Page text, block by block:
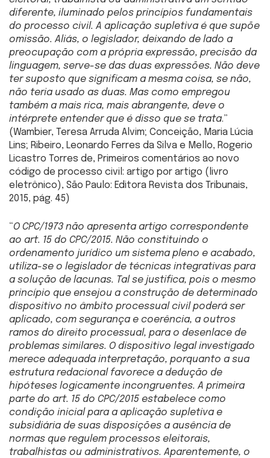
diferente, iluminado pelos princípios fundamentais
do processo civil. A aplicação supletiva é que supõe
omissão. Aliás, o legislador, deixando de lado a
preocupação com a própria expressão, precisão da
linguagem, serve-se das duas expressões. Não deve
ter suposto que significam a mesma coisa, se não,
não teria usado as duas. Mas como empregou
também a mais rica, mais abrangente, deve o
intérprete entender que é disso que se trata.”
(Wambier, Teresa Arruda Alvim; Conceição, Maria Lúcia
Lins; Ribeiro, Leonardo Ferres da Silva e Mello, Rogerio
Licastro Torres de, Primeiros comentários ao novo
código de processo civil: artigo por artigo (livro
eletrônico), São Paulo: Editora Revista dos Tribunais,
2015, pág. 45)
“O CPC/1973 não apresenta artigo correspondente
ao art. 15 do CPC/2015. Não constituindo o
ordenamento jurídico um sistema pleno e acabado,
utiliza-se o legislador de técnicas integrativas para
a solução de lacunas. Tal se justifica, pois o mesmo
princípio que ensejou a construção de determinado
dispositivo no âmbito processual civil poderá ser
aplicado, com segurança e coerência, a outros
ramos do direito processual, para o desenlace de
problemas similares. O dispositivo legal investigado
merece adequada interpretação, porquanto a sua
estrutura redacional favorece a dedução de
hipóteses logicamente incongruentes. A primeira
parte do art. 15 do CPC/2015 estabelece como
condição inicial para a aplicação supletiva e
subsidiária de suas disposições a ausência de
normas que regulem processos eleitorais,
trabalhistas ou administrativos. Aparentemente, o